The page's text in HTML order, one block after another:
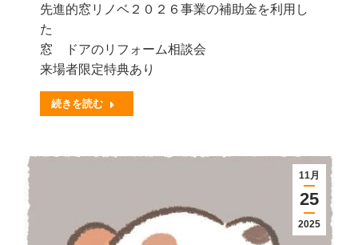
先進的窓リノベ２０２６事業の補助金を利用し
た
窓 ドアのリフォーム相談会
来場者限定特典あり
続きを読む
11月
25
2025